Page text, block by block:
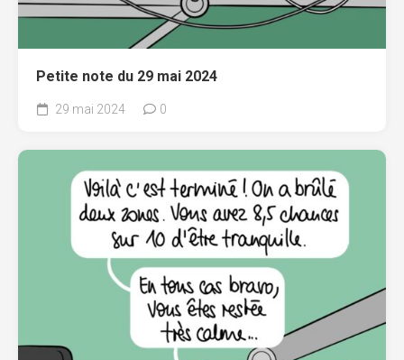
Petite note du 29 mai 2024
29 mai 2024 0